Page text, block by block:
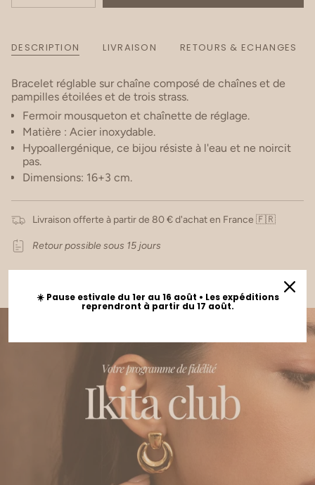
DESCRIPTION LIVRAISON RETOURS & ECHANGES
Bracelet réglable sur chaîne composé de chaînes et de
pampilles étoilées et de trois strass.
Fermoir mousqueton et chaînette de réglage.
Matière : Acier inoxydable.
Hypoallergénique, ce bijou résiste à l'eau et ne noircit
pas.
Dimensions: 16+3 cm.
Livraison offerte à partir de 80 € d'achat en France 🇫🇷
Retour possible sous 15 jours
☀️ Pause estivale du 1er au 16 août • Les expéditions
reprendront à partir du 17 août.